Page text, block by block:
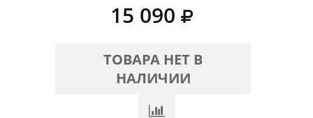
15 090
ТОВАРА НЕТ В
НАЛИЧИИ